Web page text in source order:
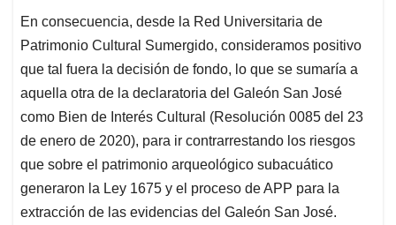
En consecuencia, desde la Red Universitaria de
Patrimonio Cultural Sumergido, consideramos positivo
que tal fuera la decisión de fondo, lo que se sumaría a
aquella otra de la declaratoria del Galeón San José
como Bien de Interés Cultural (Resolución 0085 del 23
de enero de 2020), para ir contrarrestando los riesgos
que sobre el patrimonio arqueológico subacuático
generaron la Ley 1675 y el proceso de APP para la
extracción de las evidencias del Galeón San José.